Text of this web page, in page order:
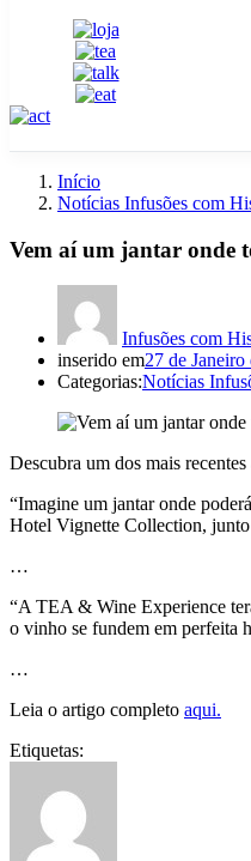
Início
Notícias Infusões com
Vem aí um jantar onde
Infusões com
inserido em27 de Janeiro
Categorias:Notícias
Descubra um dos mais
“Imagine um jantar onde
Hotel Vignette Collection,
…
“A TEA & Wine Experience
o vinho se fundem em perfeita
…
Leia o artigo completo aqui.
Etiquetas: